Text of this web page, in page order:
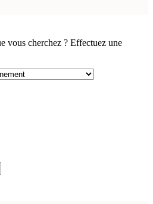
vous cherchez ? Effectuez une